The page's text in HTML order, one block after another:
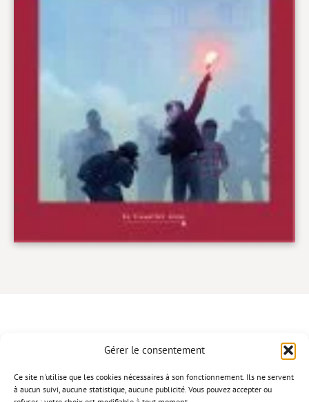
Gérer le consentement
Ce site n'utilise que les cookies nécessaires à son fonctionnement. Ils ne servent
à aucun suivi, aucune statistique, aucune publicité. Vous pouvez accepter ou
CONTACT